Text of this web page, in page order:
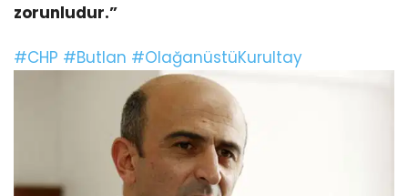
zorunludur.”
#CHP #Butlan #OlağanüstüKurultay